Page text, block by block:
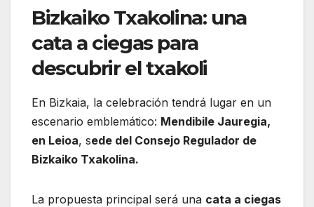
Bizkaiko Txakolina: una
cata a ciegas para
descubrir el txakoli
En Bizkaia, la celebración tendrá lugar en un
escenario emblemático: Mendibile Jauregia,
en Leioa, sede del Consejo Regulador de
Bizkaiko Txakolina.
La propuesta principal será una cata a ciegas